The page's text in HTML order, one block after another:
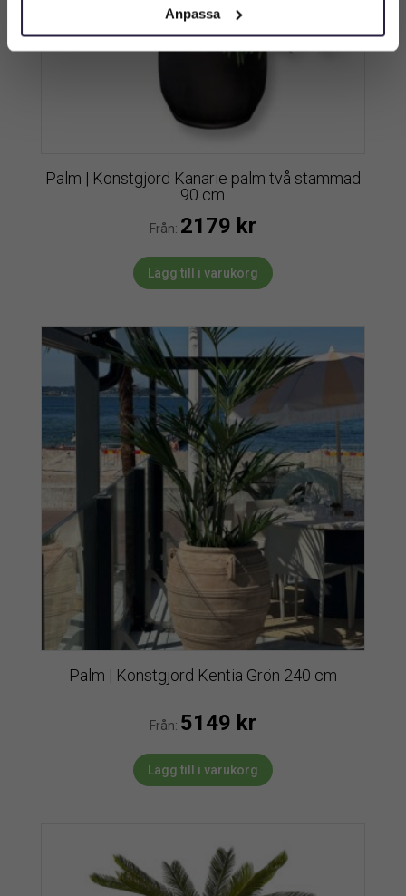
Anpassa
Palm | Konstgjord Kanarie palm två stammad
90 cm
Från: 2179 kr
Lägg till i varukorg
Palm | Konstgjord Kentia Grön 240 cm
Från: 5149 kr
Lägg till i varukorg